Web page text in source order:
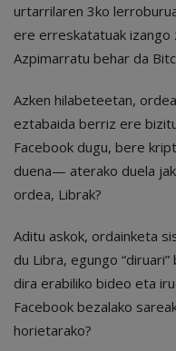
urtarrilaren 3ko
ere erreskatatuak izango
Azpimarratu behar da
Azken hilabeteetan,
eztabaida berriz ere
Facebook dugu, bere
duena— aterako duela
ordea, Librak?
Aditu askok, ordainketa
du Libra, egungo
dira erabiliko bideo eta
Facebook bezalako
horietarako?